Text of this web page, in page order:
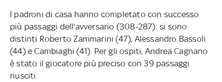
I padroni di casa hanno completato con successo
più passaggi dell'avversario (308-287): si sono
distinti Roberto Zammarini (47), Alessandro Bassoli
(44) e Cambiaghi (41). Per gli ospiti, Andrea Cagnano
è stato il giocatore più preciso con 39 passaggi
riusciti.